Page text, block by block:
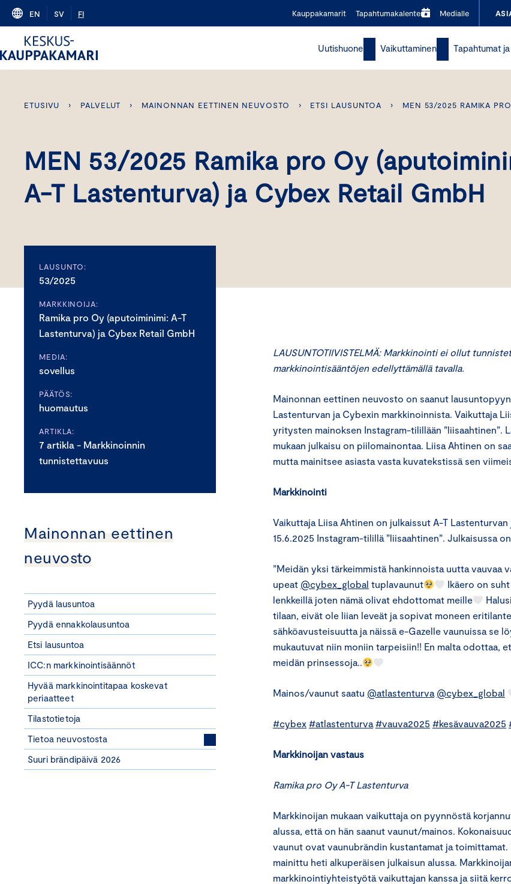
Skip
content
EN SV FI Kauppakamarit Tapahtumakalenteri Medialle
Uutishuone Vaikuttaminen Tapahtumat
ETUSIVU › PALVELUT › MAINONNAN EETTINEN NEUVOSTO › ETSI LAUSUNTOA › MEN 53/2025 RAMIKA
MEN 53/2025 Ramika pro Oy
A-T Lastenturva) ja Cybex Retail GmbH
LAUSUNTO:
53/2025
MARKKINOIJA:
Ramika pro Oy (aputoiminimi: A-T
Lastenturva) ja Cybex Retail GmbH
MEDIA:
sovellus
PÄÄTÖS:
huomautus
ARTIKLA:
7 artikla - Markkinoinnin
tunnistettavuus
Mainonnan eettinen
neuvosto
Pyydä lausuntoa
Pyydä ennakkolausuntoa
Etsi lausuntoa
ICC:n markkinointisäännöt
Hyvää markkinointitapaa koskevat
periaatteet
Tilastotietoja
Tietoa neuvostosta
Suuri brändipäivä 2026
LAUSUNTOTIIVISTELMÄ: Markkinointi ei ollut
markkinointisääntöjen edellyttämällä tavalla.
Mainonnan eettinen neuvosto on saanut
Lastenturvan ja Cybexin markkinoinnista. Vaikuttaja
yritysten mainoksen Instagram-tilillään ”liisaahtinen”.
mukaan julkaisu on piilomainontaa. Liisa Ahtinen on
mutta mainitsee asiasta vasta kuvatekstissä sen
Markkinointi
Vaikuttaja Liisa Ahtinen on julkaissut A-T
15.6.2025 Instagram-tilillä ”liisaahtinen”. Julkaisussa
”Meidän yksi tärkeimmistä hankinnoista uutta vauvaa
upeat @cybex_global tuplavaunut
Ikäero on
lenkkeillä joten nämä olivat ehdottomat meille
tilaan, eivät ole liian leveät ja sopivat moneen
sähköavusteisuutta ja näissä e-Gazelle vaunuissa se
mukautuvat niin moniin tarpeisiin!! En malta odottaa,
meidän prinsessoja..
Mainos/vaunut saatu @atlastenturva @cybex_global
#cybex #atlastenturva #vauva2025 #kesävauva2025
Markkinoijan vastaus
Ramika pro Oy A-T Lastenturva
Markkinoijan mukaan vaikuttaja on pyynnöstä
alussa, että on hän saanut vaunut/mainos.
vaunut ovat vaunubrändin kustantamat ja
mainittu heti alkuperäisen julkaisun alussa.
markkinointiyhteistyötä vaikuttajan kanssa ja siitä